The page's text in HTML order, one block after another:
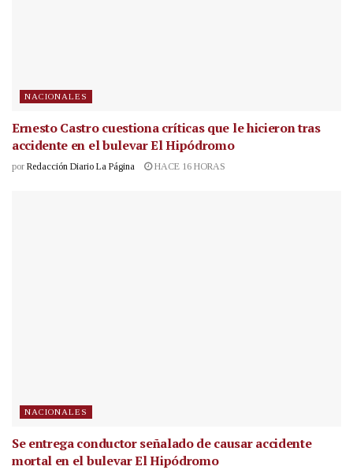
NACIONALES
Ernesto Castro cuestiona críticas que le hicieron tras
accidente en el bulevar El Hipódromo
por Redacción Diario La Página HACE 16 HORAS
NACIONALES
Se entrega conductor señalado de causar accidente
mortal en el bulevar El Hipódromo